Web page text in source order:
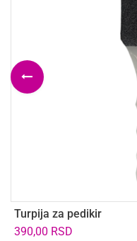
Turpija za pedikir
390,00 RSD